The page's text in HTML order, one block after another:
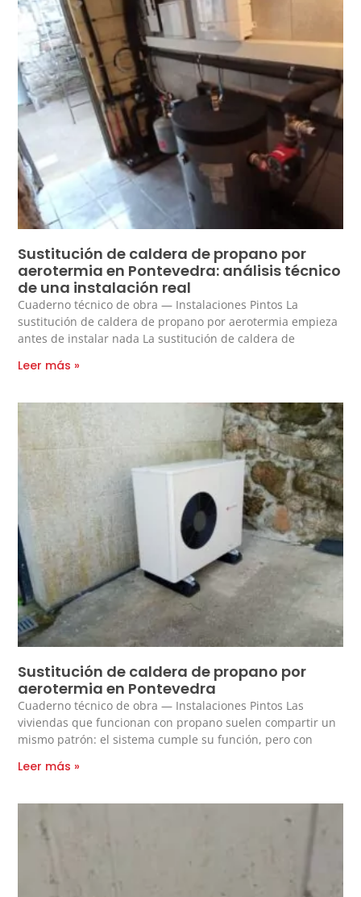
Sustitución de caldera de propano por
aerotermia en Pontevedra: análisis técnico
de una instalación real
Cuaderno técnico de obra — Instalaciones Pintos La
sustitución de caldera de propano por aerotermia empieza
antes de instalar nada La sustitución de caldera de
Leer más »
Sustitución de caldera de propano por
aerotermia en Pontevedra
Cuaderno técnico de obra — Instalaciones Pintos Las
viviendas que funcionan con propano suelen compartir un
mismo patrón: el sistema cumple su función, pero con
Leer más »